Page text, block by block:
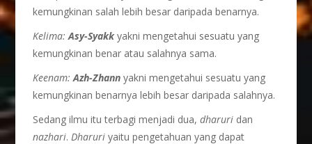
kemungkinan salah lebih besar daripada benarnya.
Kelima: Asy-Syakk yakni mengetahui sesuatu yang
kemungkinan benar atau salahnya sama.
Keenam:Azh-Zhannyakni mengetahui sesuatu yang
kemungkinan benarnya lebih besar daripada salahnya.
Sedang ilmu itu terbagi menjadi dua,dharuri dan
nazhari.Dharuri yaitu pengetahuan yang dapat